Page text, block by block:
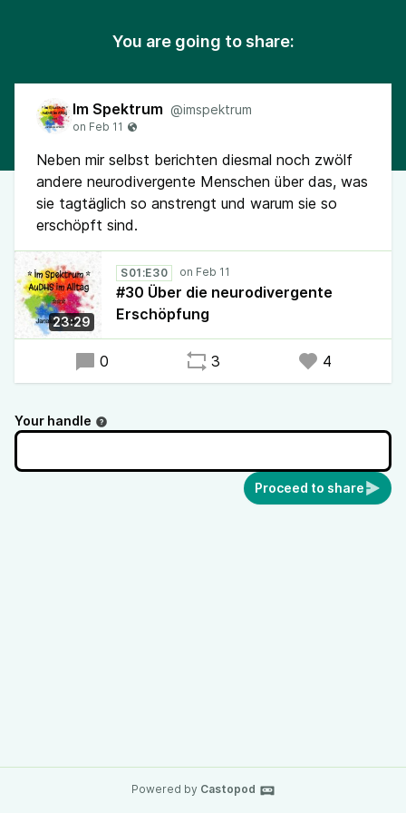
You are going to share:
Im Spektrum @imspektrum
Neben mir selbst berichten diesmal noch zwölf
andere neurodivergente Menschen über das, was
sie tagtäglich so anstrengt und warum sie so
erschöpft sind.
23:29
S01:E30
#30 Über die neurodivergente
Erschöpfung
0 3 4
Your handle
Proceed to share
Powered by Castopod